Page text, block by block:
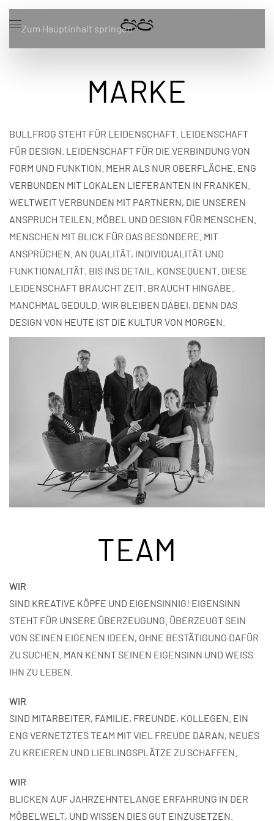
Zum Hauptinhalt springen
MARKE
BULLFROG STEHT FÜR LEIDENSCHAFT. LEIDENSCHAFT
FÜR DESIGN. LEIDENSCHAFT FÜR DIE VERBINDUNG VON
FORM UND FUNKTION. MEHR ALS NUR OBERFLÄCHE. ENG
VERBUNDEN MIT LOKALEN LIEFERANTEN IN FRANKEN.
WELTWEIT VERBUNDEN MIT PARTNERN, DIE UNSEREN
ANSPRUCH TEILEN. MÖBEL UND DESIGN FÜR MENSCHEN.
MENSCHEN MIT BLICK FÜR DAS BESONDERE. MIT
ANSPRÜCHEN. AN QUALITÄT, INDIVIDUALITÄT UND
FUNKTIONALITÄT. BIS INS DETAIL. KONSEQUENT. DIESE
LEIDENSCHAFT BRAUCHT ZEIT. BRAUCHT HINGABE.
MANCHMAL GEDULD. WIR BLEIBEN DABEI, DENN DAS
DESIGN VON HEUTE IST DIE KULTUR VON MORGEN.
TEAM
WIR
SIND KREATIVE KÖPFE UND EIGENSINNIG! EIGENSINN
STEHT FÜR UNSERE ÜBERZEUGUNG. ÜBERZEUGT SEIN
VON SEINEN EIGENEN IDEEN, OHNE BESTÄTIGUNG DAFÜR
ZU SUCHEN. MAN KENNT SEINEN EIGENSINN UND WEISS
IHN ZU LEBEN.
WIR
SIND MITARBEITER, FAMILIE, FREUNDE, KOLLEGEN. EIN
ENG VERNETZTES TEAM MIT VIEL FREUDE DARAN, NEUES
ZU KREIEREN UND LIEBLINGSPLÄTZE ZU SCHAFFEN.
WIR
BLICKEN AUF JAHRZEHNTELANGE ERFAHRUNG IN DER
MÖBELWELT, UND WISSEN DIES GUT EINZUSETZEN.